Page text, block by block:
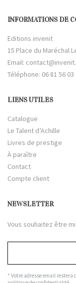
INFORMATIONS DE
Editions invenit
15 Place du Maréchal
Email:
Téléphone: 06 81 56 03
LIENS UTILES
Catalogue
Le Talent d’Achille
Livres de prestige
À paraître
Contact
Compte client
NEWSLETTER
Vous souhaitez être
* Votre adresse email restera